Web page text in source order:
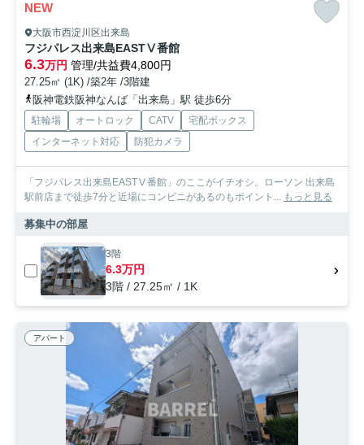
NEW
大阪市西淀川区出来島
フジパレス出来島EASTⅤ番館
6.3万円 管理/共益費4,800円
27.25㎡ (1K) /築2年 /3階建
阪神電鉄阪神なんば「出来島」駅 徒歩6分
駐輪場 オートロック CATV
宅配ボックス
インターネット対応
防犯カメラ
「フジパレス出来島EASTⅤ番館」のここがイチオシ。ローソン 出来島
駅前店まで徒歩7分と近場にコンビニがあるのもポイント... もっと見る
募集中の部屋
3階
6.3万円
3階 / 27.25㎡ / 1K
アパート